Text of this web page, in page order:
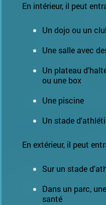
En intérieur, il peut
Un dojo ou un
Une salle avec
Un plateau
ou une box
Une piscine
Un stade
En extérieur, il peut
Sur un stade
Dans un parc,
santé